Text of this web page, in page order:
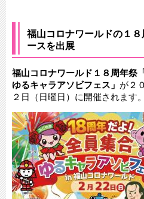
福山コロナワールドの１
ースを出展
福山コロナワールド１８周年祭
ゆるキャラアソビフェス」 が２
２日（日曜日）に開催されます。